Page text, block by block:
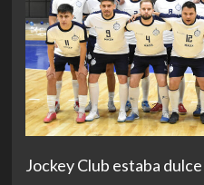
Jockey Club estaba